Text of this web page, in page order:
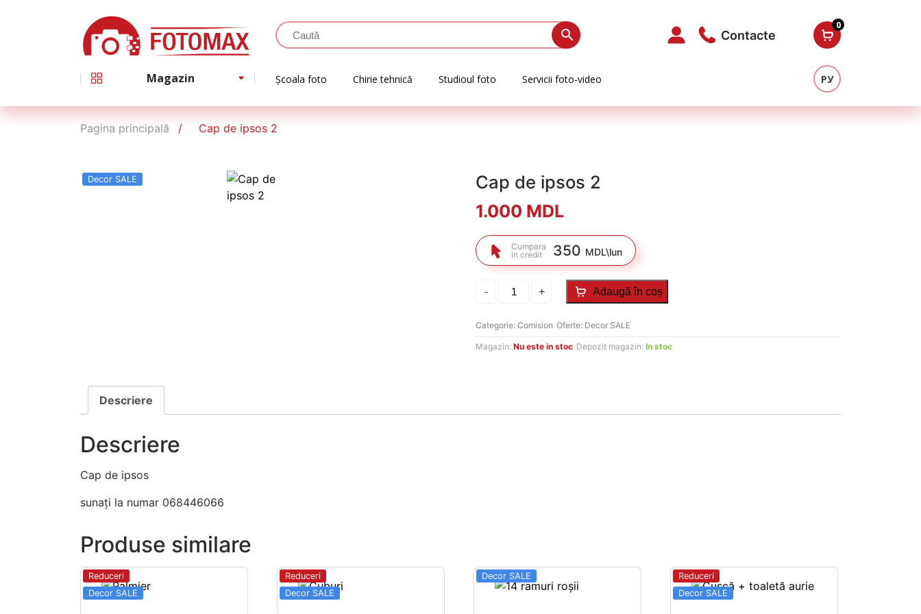
Contacte
0
Magazin Școala foto Chirie tehnică Studioul foto Servicii foto-video РУ
Pagina principală Cap de ipsos 2
Decor SALE Cap de ipsos 2
1.000 MDL
Cumpara
in credit
350 MDL\lun
-
Cantitate
Cap
2
+ Adaugă în coș
Categorie:Comision Oferte: Decor SALE
Magazin:Nu este in stoc Depozit magazin:In stoc
Descriere
Descriere
Cap de ipsos
sunați la numar 068446066
Produse similare
Reduceri
Decor SALE
Reduceri
Decor SALE
Decor SALE
Reduceri
Decor SALE